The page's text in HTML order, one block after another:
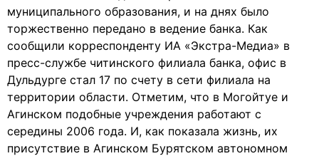
муниципального образования, и на днях было
торжественно передано в ведение банка. Как
сообщили корреспонденту ИА «Экстра-Медиа» в
пресс-службе читинского филиала банка, офис в
Дульдурге стал 17 по счету в сети филиала на
территории области. Отметим, что в Могойтуе и
Агинском подобные учреждения работают с
середины 2006 года. И, как показала жизнь, их
присутствие в Агинском Бурятском автономном